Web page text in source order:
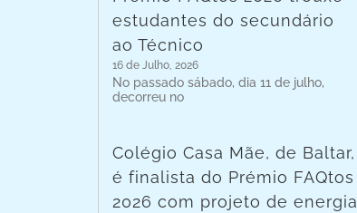
estudantes do secundário
ao Técnico
16 de Julho, 2026
No passado sábado, dia 11 de julho,
decorreu no
Colégio Casa Mãe, de Baltar,
é finalista do Prémio FAQtos
2026 com projeto de energia